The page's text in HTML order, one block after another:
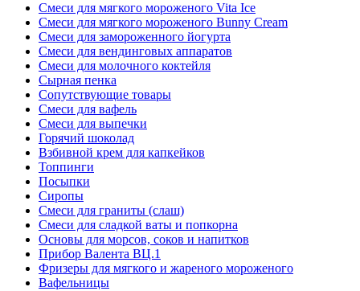
Смеси для мягкого мороженого Vita Ice
Смеси для мягкого мороженого Bunny Cream
Смеси для замороженного йогурта
Смеси для вендинговых аппаратов
Смеси для молочного коктейля
Сырная пенка
Сопутствующие товары
Смеси для вафель
Смеси для выпечки
Горячий шоколад
Взбивной крем для капкейков
Топпинги
Посыпки
Сиропы
Смеси для граниты (слаш)
Смеси для сладкой ваты и попкорна
Основы для морсов, соков и напитков
Прибор Валента ВЦ.1
Фризеры для мягкого и жареного мороженого
Вафельницы